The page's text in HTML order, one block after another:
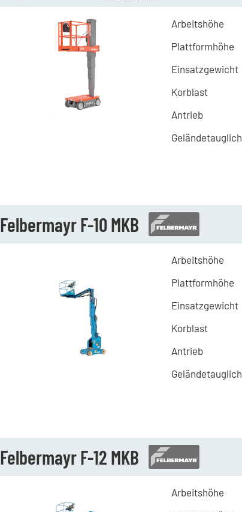
Arbeitshöhe
Plattformhöhe
Einsatzgewicht
Korblast
Antrieb
Geländetauglich
Felbermayr F-10 MKB
Arbeitshöhe
Plattformhöhe
Einsatzgewicht
Korblast
Antrieb
Geländetauglich
Felbermayr F-12 MKB
Arbeitshöhe